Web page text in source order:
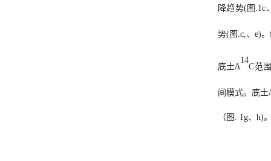
降趋势(图.1c
势(图.c,、e)
底土Δ
14
C范
间模式。底土
（图. 1g、h)